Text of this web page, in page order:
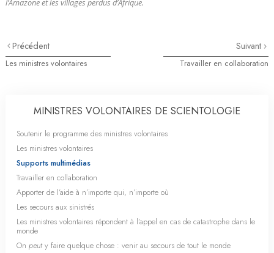
l’Amazone et les villages perdus d’Afrique.
Précédent
Les ministres volontaires
Suivant
Travailler en collaboration
MINISTRES VOLONTAIRES DE SCIENTOLOGIE
Soutenir le programme des ministres volontaires
Les ministres volontaires
Supports multimédias
Travailler en collaboration
Apporter de l’aide à n’importe qui, n’importe où
Les secours aux sinistrés
Les ministres volontaires répondent à l’appel en cas de catastrophe dans le
monde
On peuty faire quelque chose : venir au secours de tout le monde